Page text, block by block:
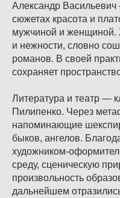
Александр
сюжетах красота и
мужчиной и женщиной.
и нежности, словно
романов. В своей
сохраняет
Литература и театр —
Пилипенко. Через
напоминающие
быков, ангелов.
художником-
среду, сценическую
произвольность
дальнейшем